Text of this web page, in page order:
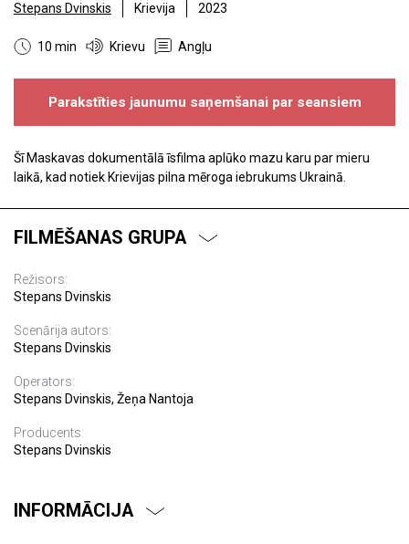
Stepans Dvinskis Krievija 2023
10 min Krievu Angļu
Parakstīties jaunumu saņemšanai par seansiem
Šī Maskavas dokumentālā īsfilma aplūko mazu karu par mieru
laikā, kad notiek Krievijas pilna mēroga iebrukums Ukrainā.
FILMĒŠANAS GRUPA
Režisors:
Stepans Dvinskis
Scenārija autors:
Stepans Dvinskis
Operators:
Stepans Dvinskis, Žeņa Nantoja
Producents:
Stepans Dvinskis
INFORMĀCIJA